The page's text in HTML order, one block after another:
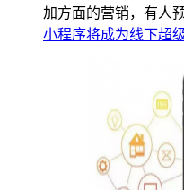
加方面的营销，有人
小程序将成为线下超